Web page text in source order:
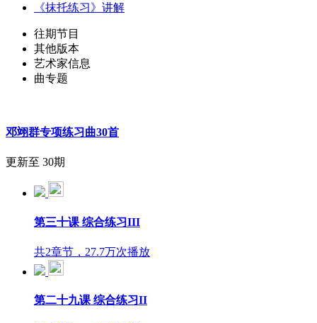
《抹托练习》讲解
往期节目
其他版本
艺术家信息
曲专题
邓翊群专项练习曲30首
更新至 30期
第三十课 综合练习III
共2章节，27.7万次播放
第二十九课 综合练习II